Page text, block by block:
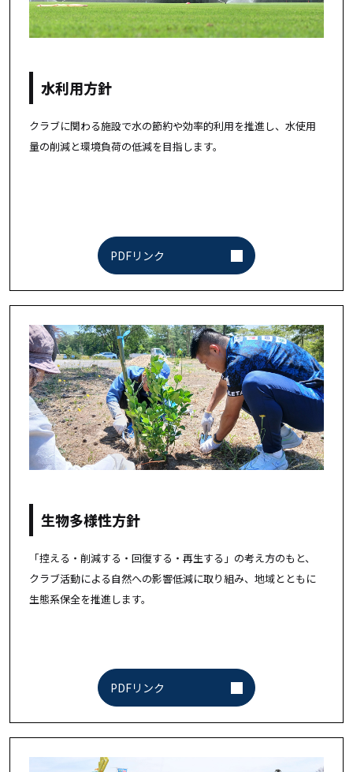
水利用方針
クラブに関わる施設で水の節約や効率的利用を推進し、水使用
量の削減と環境負荷の低減を目指します。
PDFリンク
生物多様性方針
「控える・削減する・回復する・再生する」の考え方のもと、
クラブ活動による自然への影響低減に取り組み、地域とともに
生態系保全を推進します。
PDFリンク